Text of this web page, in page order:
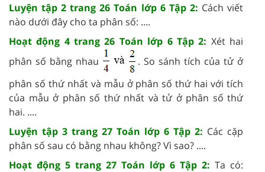
Luyện tập 2 trang 26 Toán lớp 6 Tập 2: Cách viết
nào dưới đây cho ta phân số: ....
Hoạt động 4 trang 26 Toán lớp 6 Tập 2: Xét hai
phân số bằng nhau
. So sánh tích của tử ở
phân số thứ nhất và mẫu ở phân số thứ hai với tích
của mẫu ở phân số thứ nhất và tử ở phân số thứ
hai. ....
Luyện tập 3 trang 27 Toán lớp 6 Tập 2: Các cặp
phân số sau có bằng nhau không? Vì sao? ....
Hoạt động 5 trang 27 Toán lớp 6 Tập 2: Ta có: